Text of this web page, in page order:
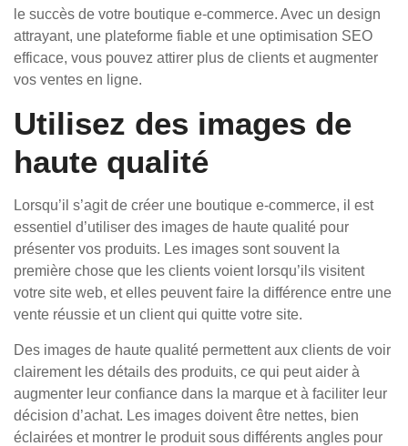
le succès de votre boutique e-commerce. Avec un design
attrayant, une plateforme fiable et une optimisation SEO
efficace, vous pouvez attirer plus de clients et augmenter
vos ventes en ligne.
Utilisez des images de
haute qualité
Lorsqu’il s’agit de créer une boutique e-commerce, il est
essentiel d’utiliser des images de haute qualité pour
présenter vos produits. Les images sont souvent la
première chose que les clients voient lorsqu’ils visitent
votre site web, et elles peuvent faire la différence entre une
vente réussie et un client qui quitte votre site.
Des images de haute qualité permettent aux clients de voir
clairement les détails des produits, ce qui peut aider à
augmenter leur confiance dans la marque et à faciliter leur
décision d’achat. Les images doivent être nettes, bien
éclairées et montrer le produit sous différents angles pour